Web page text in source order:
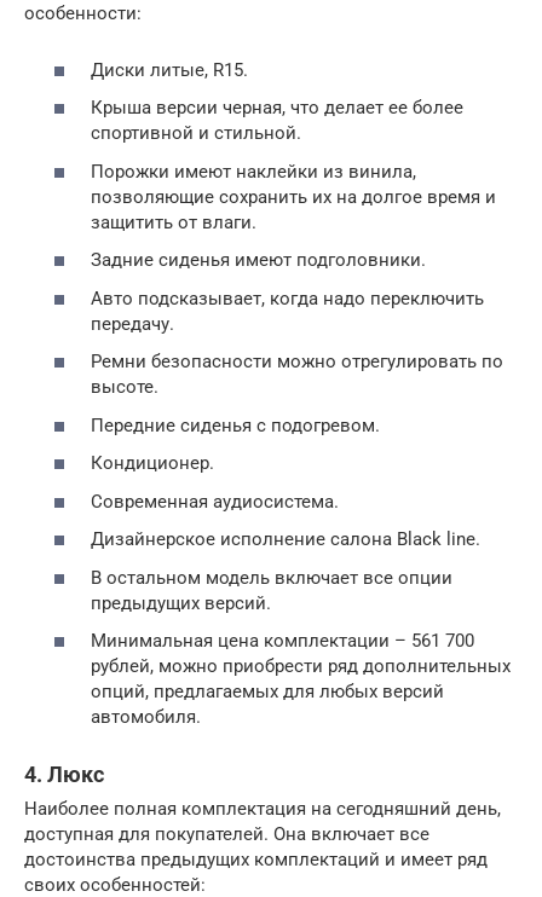
особенности:
Диски литые, R15.
Крыша версии черная, что делает ее более
спортивной и стильной.
Порожки имеют наклейки из винила,
позволяющие сохранить их на долгое время и
защитить от влаги.
Задние сиденья имеют подголовники.
Авто подсказывает, когда надо переключить
передачу.
Ремни безопасности можно отрегулировать по
высоте.
Передние сиденья с подогревом.
Кондиционер.
Современная аудиосистема.
Дизайнерское исполнение салона Black line.
В остальном модель включает все опции
предыдущих версий.
Минимальная цена комплектации – 561 700
рублей, можно приобрести ряд дополнительных
опций, предлагаемых для любых версий
автомобиля.
4. Люкс
Наиболее полная комплектация на сегодняшний день,
доступная для покупателей. Она включает все
достоинства предыдущих комплектаций и имеет ряд
своих особенностей: